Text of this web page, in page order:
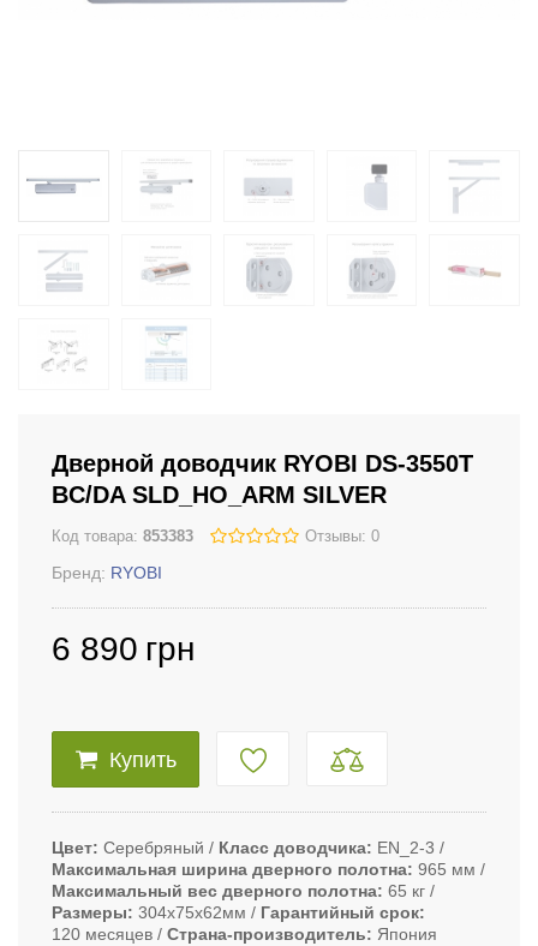
Дверной доводчик RYOBI DS-3550T
BC/DA SLD_HO_ARM SILVER
Код товара: 853383 Отзывы: 0
Бренд: RYOBI
6 890 грн
Купить
Цвет Серебряный Класс доводчика
EN_2-3
Максимальная ширина дверного полотна 965 мм
Максимальный вес дверного полотна 65 кг
Размеры
304х75х62мм
Гарантийный срок
120 месяцев
Страна-производитель Япония